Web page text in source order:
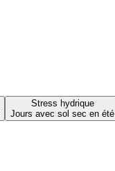
Stress hydrique
Jours avec sol sec en été